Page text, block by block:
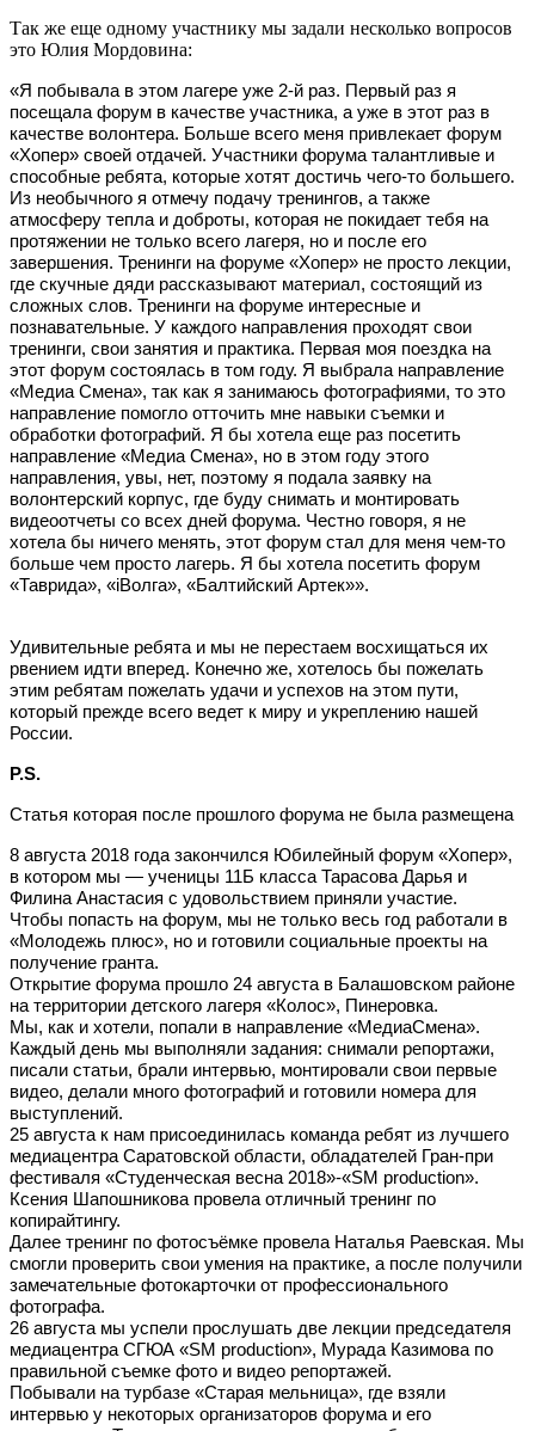
Так же еще одному участнику мы задали несколько вопросов
это Юлия Мордовина:
«Я побывала в этом лагере уже 2-й раз. Первый раз я
посещала форум в качестве участника, а уже в этот раз в
качестве волонтера. Больше всего меня привлекает форум
«Хопер» своей отдачей. Участники форума талантливые и
способные ребята, которые хотят достичь чего-то большего.
Из необычного я отмечу подачу тренингов, а также
атмосферу тепла и доброты, которая не покидает тебя на
протяжении не только всего лагеря, но и после его
завершения. Тренинги на форуме «Хопер» не просто лекции,
где скучные дяди рассказывают материал, состоящий из
сложных слов. Тренинги на форуме интересные и
познавательные. У каждого направления проходят свои
тренинги, свои занятия и практика. Первая моя поездка на
этот форум состоялась в том году. Я выбрала направление
«Медиа Смена», так как я занимаюсь фотографиями, то это
направление помогло отточить мне навыки съемки и
обработки фотографий. Я бы хотела еще раз посетить
направление «Медиа Смена», но в этом году этого
направления, увы, нет, поэтому я подала заявку на
волонтерский корпус, где буду снимать и монтировать
видеоотчеты со всех дней форума. Честно говоря, я не
хотела бы ничего менять, этот форум стал для меня чем-то
больше чем просто лагерь. Я бы хотела посетить форум
«Таврида», «iВолга», «Балтийский Артек»».
Удивительные ребята и мы не перестаем восхищаться их
рвением идти вперед. Конечно же, хотелось бы пожелать
этим ребятам пожелать удачи и успехов на этом пути,
который прежде всего ведет к миру и укреплению нашей
России.
Р.S.
Статья которая после прошлого форума не была размещена
8 августа 2018 года закончился Юбилейный форум «Хопер»,
в котором мы — ученицы 11Б класса Тарасова Дарья и
Филина Анастасия с удовольствием приняли участие.
Чтобы попасть на форум, мы не только весь год работали в
«Молодежь плюс», но и готовили социальные проекты на
получение гранта.
Открытие форума прошло 24 августа в Балашовском районе
на территории детского лагеря «Колос», Пинеровка.
Мы, как и хотели, попали в направление «МедиаСмена».
Каждый день мы выполняли задания: снимали репортажи,
писали статьи, брали интервью, монтировали свои первые
видео, делали много фотографий и готовили номера для
выступлений.
25 августа к нам присоединилась команда ребят из лучшего
медиацентра Саратовской области, обладателей Гран-при
фестиваля «Студенческая весна 2018»-«SM production».
Ксения Шапошникова провела отличный тренинг по
копирайтингу.
Далее тренинг по фотосъёмке провела Наталья Раевская. Мы
смогли проверить свои умения на практике, а после получили
замечательные фотокарточки от профессионального
фотографа.
26 августа мы успели прослушать две лекции председателя
медиацентра СГЮА «SM production», Мурада Казимова по
правильной съемке фото и видео репортажей.
Побывали на турбазе «Старая мельница», где взяли
интервью у некоторых организаторов форума и его